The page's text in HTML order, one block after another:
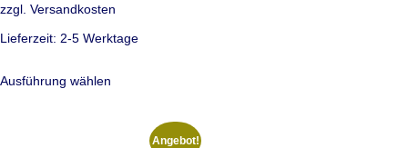
zzgl. Versandkosten
Lieferzeit: 2-5 Werktage
Ausführung wählen
Angebot!